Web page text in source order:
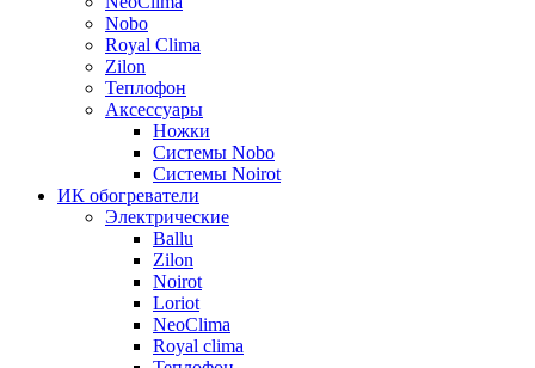
Nobo
Royal Clima
Zilon
Теплофон
Аксессуары
Ножки
Системы Nobo
Системы Noirot
ИК обогреватели
Электрические
Ballu
Zilon
Noirot
Loriot
NeoClima
Royal clima